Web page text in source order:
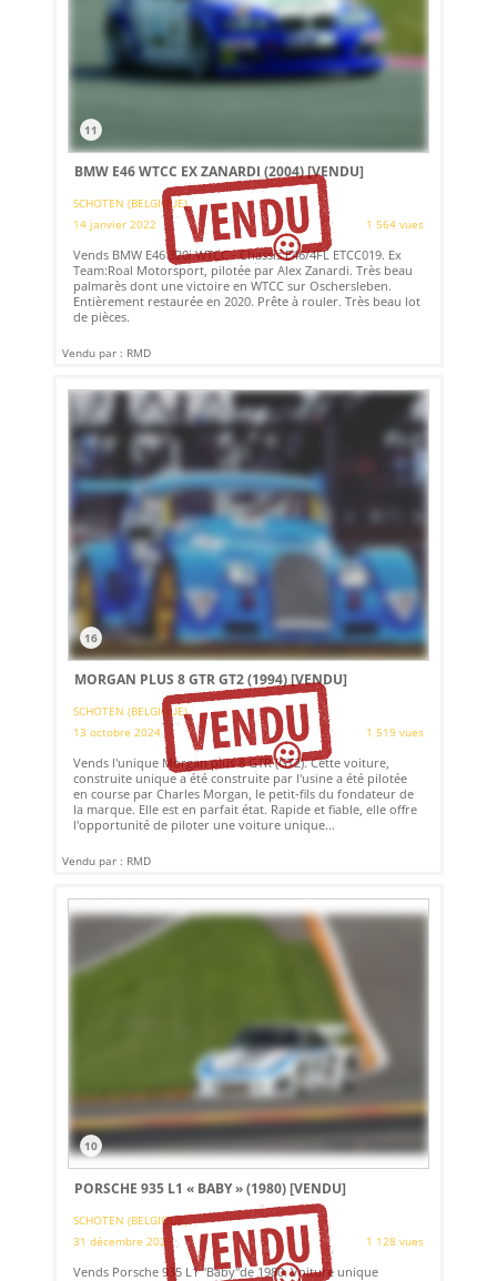
11
BMW E46 WTCC EX ZANARDI (2004)[VENDU]
SCHOTEN (BELGIQUE)
14 janvier 2022
1 564 vues
Vends BMW E46 320i WTCC - Chassis E46/4FL ETCC019. Ex
Team:Roal Motorsport, pilotée par Alex Zanardi. Très beau
palmarès dont une victoire en WTCC sur Oschersleben.
Entièrement restaurée en 2020. Prête à rouler. Très beau lot
de pièces.
Vendu par : RMD
16
MORGAN PLUS 8 GTR GT2 (1994)[VENDU]
SCHOTEN (BELGIQUE)
13 octobre 2024
1 519 vues
Vends l'unique Morgan plus 8 GTR (GT2). Cette voiture,
construite unique a été construite par l'usine a été pilotée
en course par Charles Morgan, le petit-fils du fondateur de
la marque. Elle est en parfait état. Rapide et fiable, elle offre
l'opportunité de piloter une voiture unique...
Vendu par : RMD
10
PORSCHE 935 L1 « BABY » (1980)[VENDU]
SCHOTEN (BELGIQUE)
31 décembre 2021
1 128 vues
Vends Porsche 935 L1 "Baby"de 1980. Voiture unique